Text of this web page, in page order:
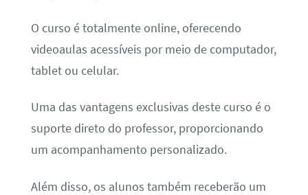
O curso é totalmente online, oferecendo
videoaulas acessíveis por meio de computador,
tablet ou celular.
Uma das vantagens exclusivas deste curso é o
suporte direto do professor, proporcionando
um acompanhamento personalizado.
Além disso, os alunos também receberão um